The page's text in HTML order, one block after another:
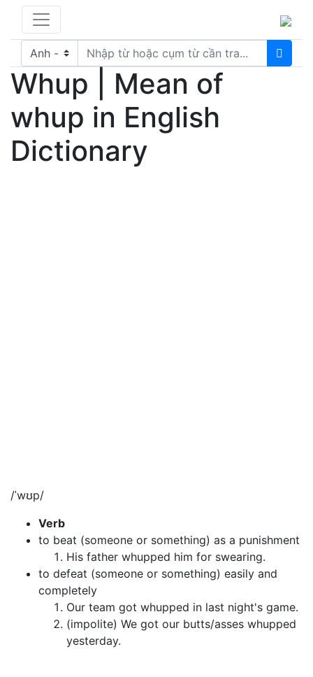
Whup | Mean of
whup in English
Dictionary
/ˈwʊp/
Verb
to beat (someone or something) as a punishment
His father whupped him for swearing.
to defeat (someone or something) easily and
completely
Our team got whupped in last night's game.
(impolite) We got our butts/asses whupped
yesterday.